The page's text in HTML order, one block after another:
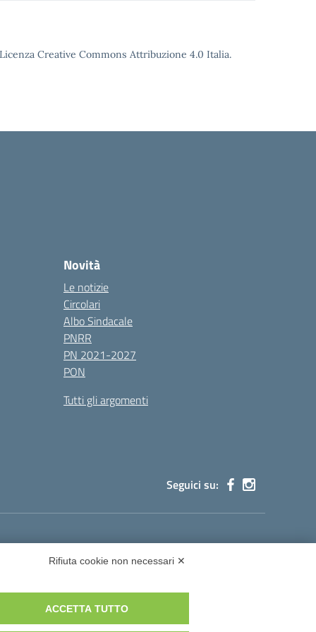
Creative Commons Attribuzione 4.0 Italia.
Novità
Le notizie
Circolari
Albo Sindacale
PNRR
PN 2021-2027
PON
Tutti gli argomenti
Seguici su:
Rifiuta cookie non necessari ✕
ACCETTA TUTTO